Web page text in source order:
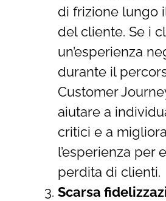
di frizione lungo
del cliente. Se i
un’esperienza
durante il
Customer
aiutare a
critici e a
l’esperienza per
perdita di clienti.
Scarsa